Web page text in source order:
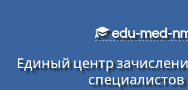
edu-med-
Единый центр